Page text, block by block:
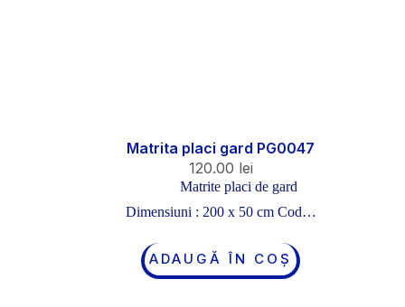
Matrita placi gard PG0047
120.00 lei
Matrite placi de gard
Dimensiuni : 200 x 50 cm Cod…
ADAUGĂ ÎN COȘ